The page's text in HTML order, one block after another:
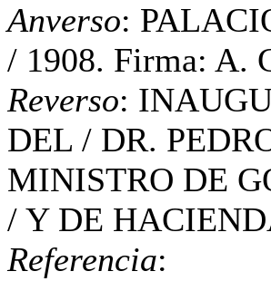
Anverso:
/ 1908. Firma: A.
Reverso:
DEL / DR.
MINISTRO DE
/ Y DE
Referencia: